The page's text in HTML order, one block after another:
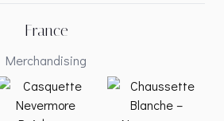
France
Merchandising